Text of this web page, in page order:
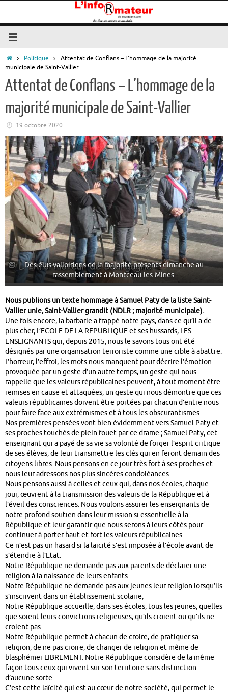
contenu
AccueilPolitique
Attentat de Conflans – L’hommage de la majorité
municipale de Saint-Vallier
Attentat de Conflans – L’hommage de la
majorité municipale de Saint-Vallier
19 octobre 2020
Des élus valloiriens de la majorité présents dimanche au
rassemblement à Montceau-les-Mines.
Nous publions un texte hommage à Samuel Paty de la liste Saint-
Vallier unie, Saint-Vallier grandit (NDLR ; majorité municipale).
Une fois encore, la barbarie a frappé notre pays, dans ce qu’il a de
plus cher, L’ECOLE DE LA REPUBLIQUE et ses hussards, LES
ENSEIGNANTS qui, depuis 2015, nous le savons tous ont été
désignés par une organisation terroriste comme une cible à abattre.
L’horreur, l’effroi, les mots nous manquent pour décrire l’émotion
provoquée par un geste d’un autre temps, un geste qui nous
rappelle que les valeurs républicaines peuvent, à tout moment être
remises en cause et attaquées, un geste qui nous démontre que ces
valeurs républicaines doivent être portées par chacun d’entre nous
pour faire face aux extrémismes et à tous les obscurantismes.
Nos premières pensées vont bien évidemment vers Samuel Paty et
ses proches touchés de plein fouet par ce drame ; Samuel Paty, cet
enseignant qui a payé de sa vie sa volonté de forger l’esprit critique
de ses élèves, de leur transmettre les clés qui en feront demain des
citoyens libres. Nous pensons en ce jour très fort à ses proches et
nous leur adressons nos plus sincères condoléances.
Nous pensons aussi à celles et ceux qui, dans nos écoles, chaque
jour, œuvrent à la transmission des valeurs de la République et à
l’éveil des consciences. Nous voulons assurer les enseignants de
notre profond soutien dans leur mission si essentielle à la
République et leur garantir que nous serons à leurs côtés pour
continuer à porter haut et fort les valeurs républicaines.
Ce n’est pas un hasard si la laïcité s’est imposée à l’école avant de
s’étendre à l’Etat.
Notre République ne demande pas aux parents de déclarer une
religion à la naissance de leurs enfants
Notre République ne demande pas aux jeunes leur religion lorsqu’ils
s’inscrivent dans un établissement scolaire,
Notre République accueille, dans ses écoles, tous les jeunes, quelles
que soient leurs convictions religieuses, qu’ils croient ou qu’ils ne
croient pas.
Notre République permet à chacun de croire, de pratiquer sa
religion, de ne pas croire, de changer de religion et même de
blasphémer LIBREMENT. Notre République considère de la même
façon tous ceux qui vivent sur son territoire sans distinction
d’aucune sorte.
C’est cette laïcité qui est au cœur de notre société, qui permet le